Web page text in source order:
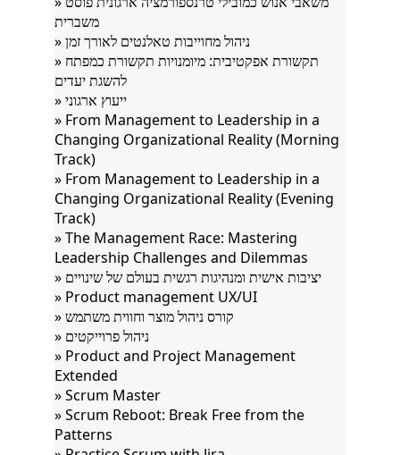
משברית
» ניהול מחוייבות טאלנטים לאורך זמן
» תקשורת אפקטיבית: מיומנויות תקשורת כמפתח
להשגת יעדים
» ייעוץ ארגוני
» From Management to Leadership in a
Changing Organizational Reality (Morning
Track)
» From Management to Leadership in a
Changing Organizational Reality (Evening
Track)
» The Management Race: Mastering
Leadership Challenges and Dilemmas
» יציבות אישית ומנהיגות רגשית בעולם של שינויים
» Product management UX/UI
» קורס ניהול מוצר וחווית משתמש
» ניהול פרוייקטים
» Product and Project Management
Extended
» Scrum Master
» Scrum Reboot: Break Free from the
Patterns